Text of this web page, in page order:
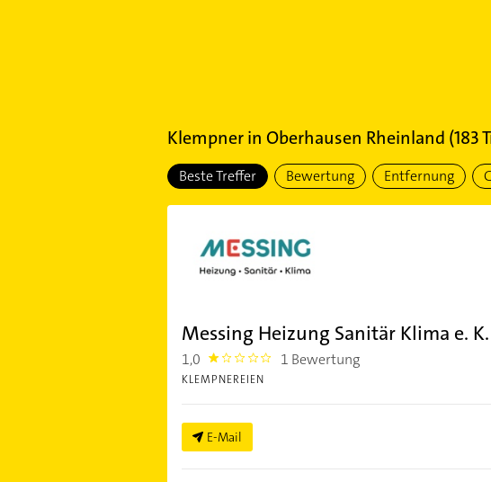
Klempnerin Oberhausen Rheinland (183
Beste Treffer Bewertung Entfernung
Messing Heizung Sanitär Klima e.
1,0 1.0 1 Bewertung
KLEMPNEREIEN
E-Mail